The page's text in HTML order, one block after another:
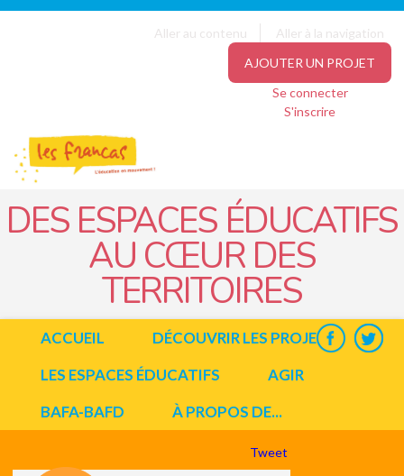
Aller au contenu
Aller à la navigation
AJOUTER UN PROJET
Se connecter
S'inscrire
DES ESPACES ÉDUCATIFS
AU CŒUR DES
TERRITOIRES
ACCUEIL
DÉCOUVRIR LES PROJETS
LES ESPACES ÉDUCATIFS
AGIR
BAFA-BAFD
À PROPOS DE...
Tweet
Panneau de gestion des cookies